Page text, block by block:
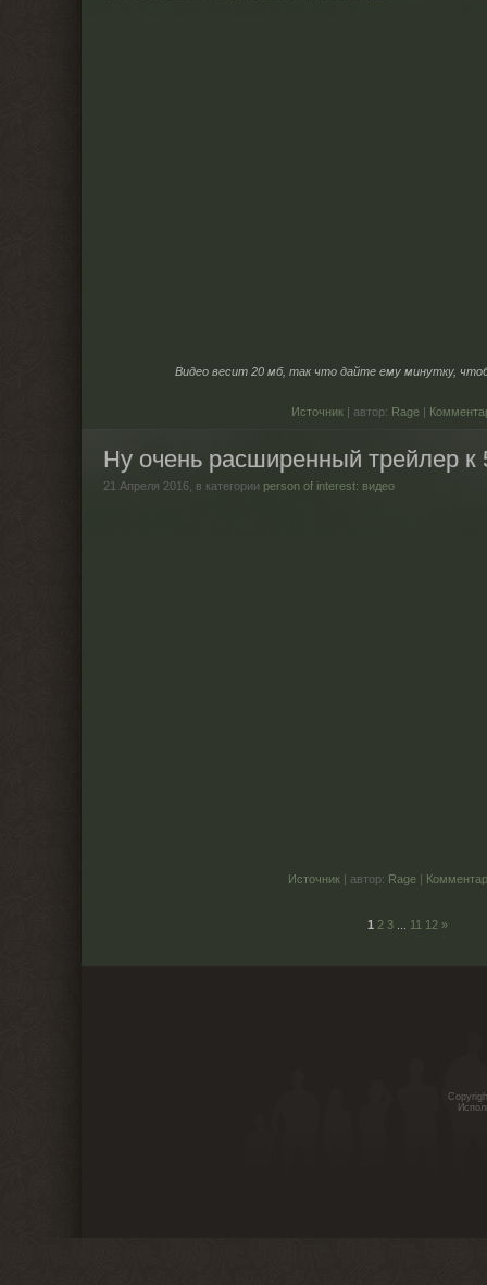
Видео весит 20 мб, так что дайте ему минутку,
Источник | автор: Rage |
Ну очень расширенный трейлер к
21 Апреля 2016, в категории person of interest: видео
Источник | автор: Rage |
1 2 3 11 12 »